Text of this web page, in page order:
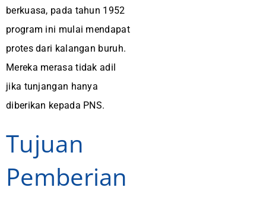
berkuasa, pada tahun 1952
program ini mulai mendapat
protes dari kalangan buruh.
Mereka merasa tidak adil
jika tunjangan hanya
diberikan kepada PNS.
Tujuan
Pemberian